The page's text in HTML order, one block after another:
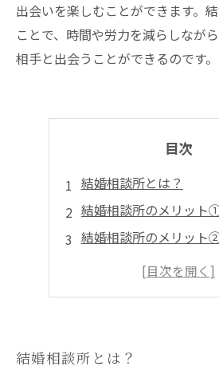
出会いを楽しむことができます。
ことで、時間や労力を減らしなが
相手と出会うことができるのです。
目次
結婚相談所とは？
結婚相談所のメリット
結婚相談所のメリット
結婚相談所のメリット③
結婚相談所とは？